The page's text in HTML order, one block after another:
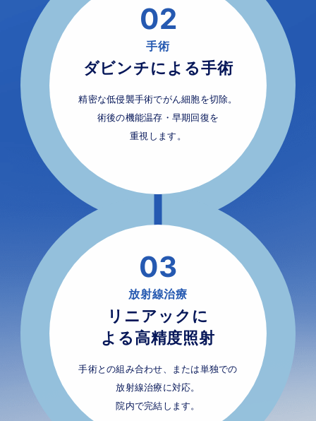
02
手術
ダビンチによる手術
精密な低侵襲手術でがん細胞を切除。
術後の機能温存・早期回復を
重視します。
03
放射線治療
リニアックに
よる高精度照射
手術との組み合わせ、または単独での
放射線治療に対応。
院内で完結します。